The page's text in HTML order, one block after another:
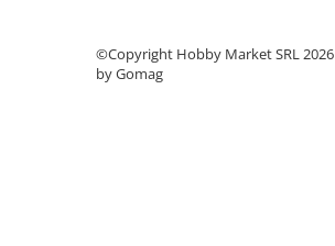
©Copyright Hobby Market SRL 2026
by Gomag